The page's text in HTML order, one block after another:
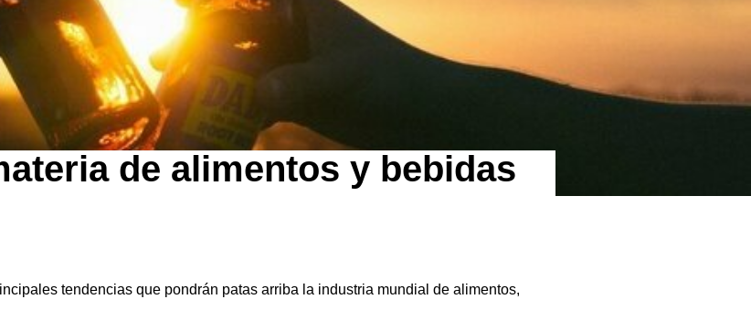
de alimentos y bebidas
tendencias que pondrán patas arriba la industria mundial de alimentos,